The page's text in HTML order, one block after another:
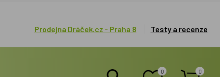
Prodejna Dráček.cz - Praha 8 Testy a recenze
0 0